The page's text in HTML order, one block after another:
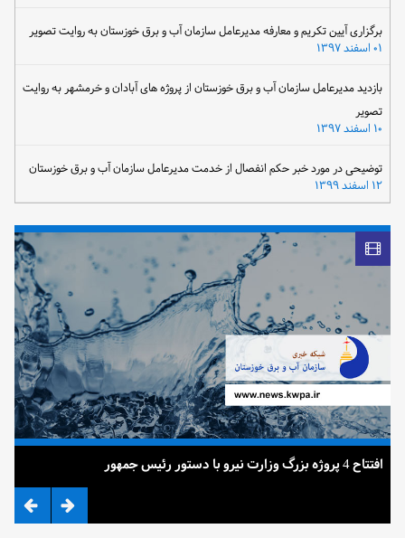
برگزاری آیین تکریم و معارفه مدیرعامل سازمان آب و برق خوزستان به روایت تصویر
بازدید مدیرعامل سازمان آب و برق خوزستان از پروژه های آبادان و خرمشهر به روایت
تصویر
توضیحی در مورد خبر حکم انفصال از خدمت مدیرعامل سازمان آب و برق خوزستان
۱۲ اسفند ۱۳۹۹
افتتاح 4 پروژه بزرگ وزارت نیرو با دستور رئیس جمهور